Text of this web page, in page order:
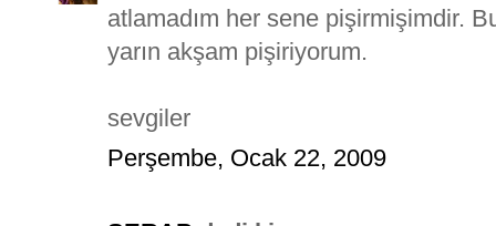
atlamadım her sene pişirmişimdir.
yarın akşam pişiriyorum.
sevgiler
Perşembe, Ocak 22, 2009